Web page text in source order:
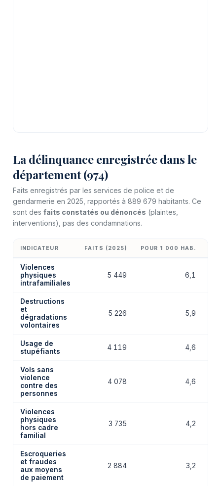
La délinquance enregistrée dans le
département (974)
Faits enregistrés par les services de police et de
gendarmerie en 2025, rapportés à 889 679 habitants. Ce
sont des faits constatés ou dénoncés (plaintes,
interventions), pas des condamnations.
INDICATEUR FAITS (2025) POUR 1 000 HAB.
Violences
physiques
intrafamiliales
5 449 6,1
Destructions
et
dégradations
volontaires
5 226 5,9
Usage de
stupéfiants
4 119 4,6
Vols sans
violence
contre des
personnes
4 078 4,6
Violences
physiques
hors cadre
familial
3 735 4,2
Escroqueries
et fraudes
aux moyens
de paiement
2 884 3,2